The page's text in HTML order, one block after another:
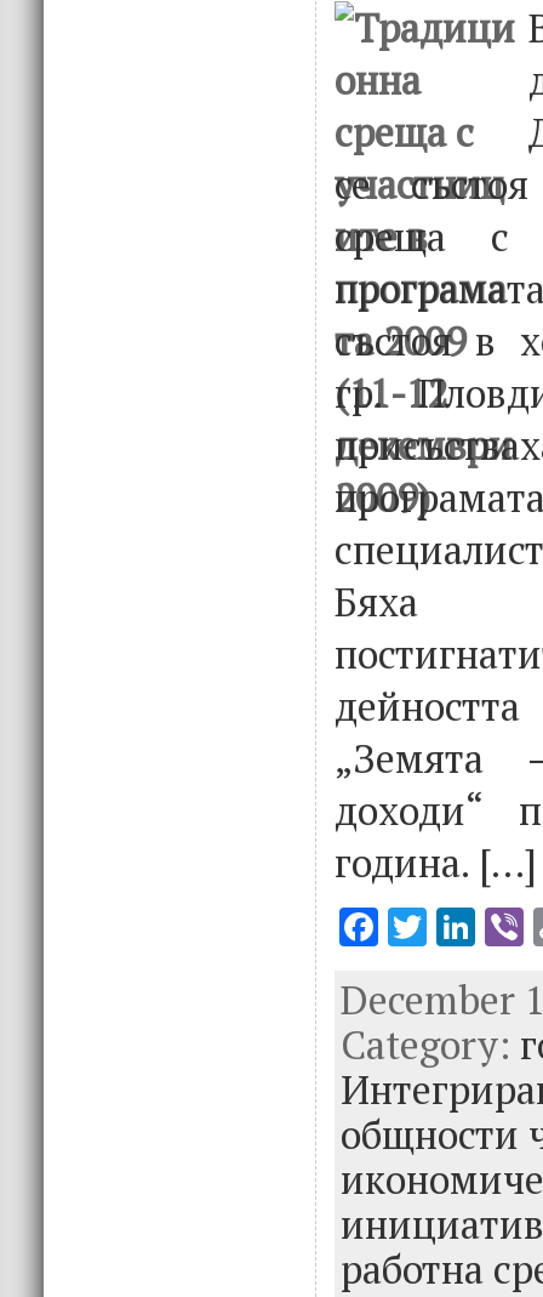
се
среща с
състоя в
гр.
Бяха
„Земята
доходи“
година. […]
F
e
b
o
o
k
T
it
te
r
Li
k
e
dI
n
December
Category:
общности
работна